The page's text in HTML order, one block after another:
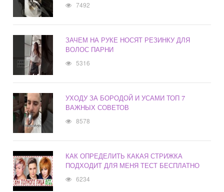
7492
ЗАЧЕМ НА РУКЕ НОСЯТ РЕЗИНКУ ДЛЯ
ВОЛОС ПАРНИ
5316
УХОДУ ЗА БОРОДОЙ И УСАМИ ТОП 7
ВАЖНЫХ СОВЕТОВ
8578
КАК ОПРЕДЕЛИТЬ КАКАЯ СТРИЖКА
ПОДХОДИТ ДЛЯ МЕНЯ ТЕСТ БЕСПЛАТНО
6234